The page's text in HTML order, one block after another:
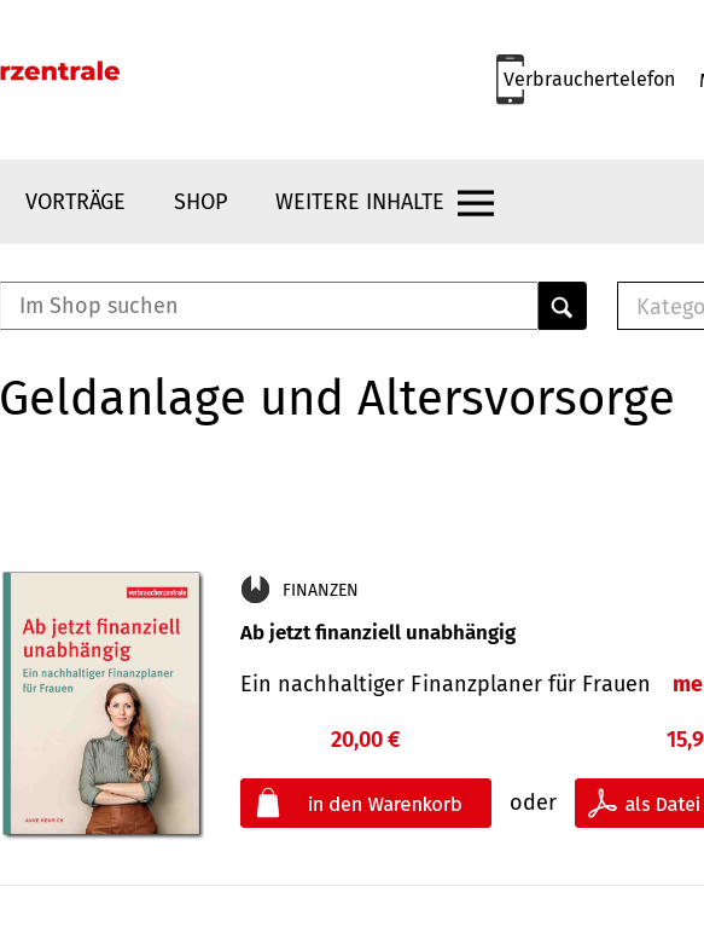
Verbrauchertelefon
VORTRÄGE SHOP WEITERE INHALTE
E-
Geldanlage und Altersvorsorge
FINANZEN
Ab jetzt finanziell unabhängig
Ein nachhaltiger Finanzplaner für Frauen
20,00 €
oder